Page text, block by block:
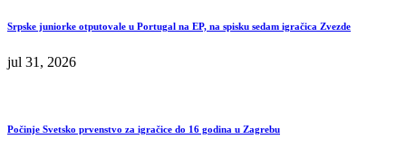
Srpske juniorke otputovale u Portugal na EP, na spisku sedam igračica Zvezde
jul 31, 2026
Počinje Svetsko prvenstvo za igračice do 16 godina u Zagrebu